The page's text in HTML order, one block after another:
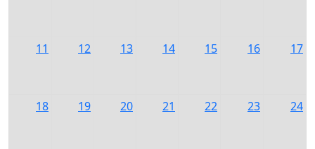
11 12 13 14 15 16 17
18 19 20 21 22 23 24